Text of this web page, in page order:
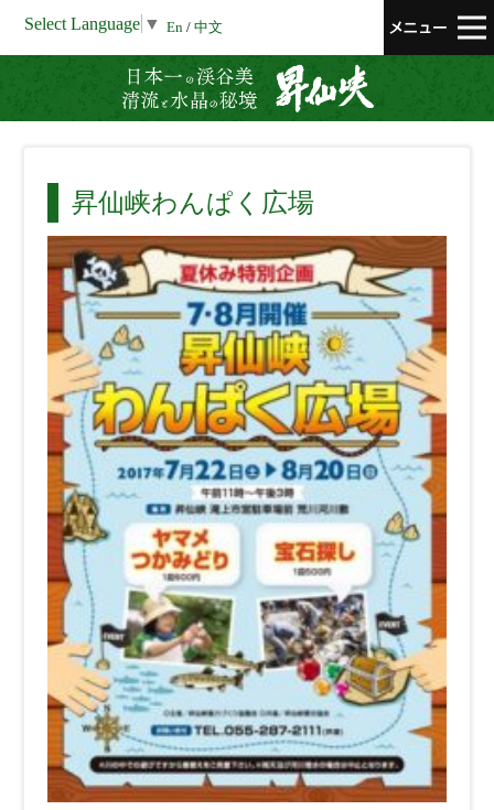
Select Language ▼ En / 中文
昇仙峡わんぱく広場